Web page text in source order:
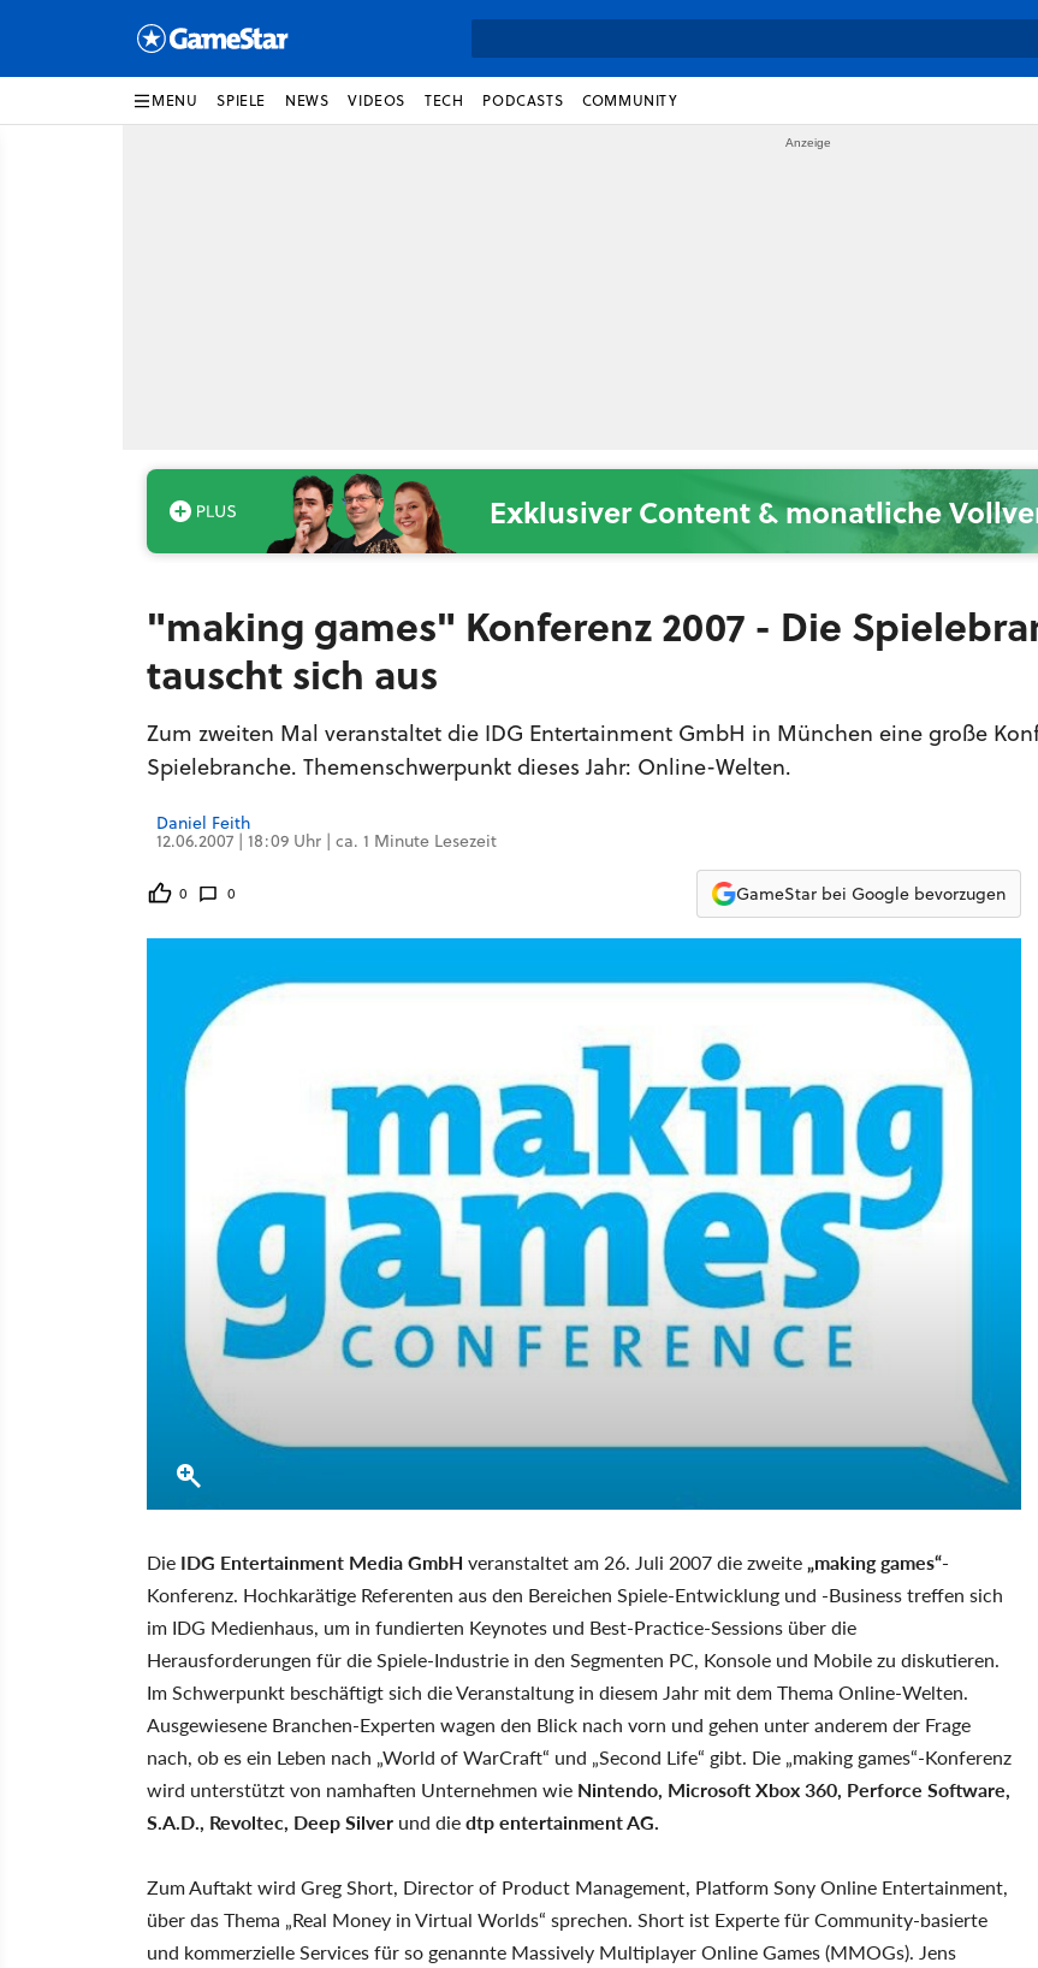
MENU SPIELE NEWS VIDEOS TECH PODCASTS COMMUNITY
Exklusiver Content & monatliche
"making games" Konferenz 2007 - Die
tauscht sich aus
Zum zweiten Mal veranstaltet die IDG Entertainment GmbH in München eine große
Spielebranche. Themenschwerpunkt dieses Jahr: Online-Welten.
Daniel Feith
12.06.2007 | 18:09 Uhr | ca. 1 Minute Lesezeit
0 0 GameStar bei Google bevorzugen
Die IDG Entertainment Media GmbH veranstaltet am 26. Juli 2007 die zweite„making games“-
Konferenz. Hochkarätige Referenten aus den Bereichen Spiele-Entwicklung und -Business treffen sich
im IDG Medienhaus, um in fundierten Keynotes und Best-Practice-Sessions über die
Herausforderungen für die Spiele-Industrie in den Segmenten PC, Konsole und Mobile zu diskutieren.
Im Schwerpunkt beschäftigt sich die Veranstaltung in diesem Jahr mit dem Thema Online-Welten.
Ausgewiesene Branchen-Experten wagen den Blick nach vorn und gehen unter anderem der Frage
nach, ob es ein Leben nach „World of WarCraft“ und „Second Life“ gibt. Die „making games“-Konferenz
wird unterstützt von namhaften Unternehmen wie Nintendo, Microsoft Xbox 360, Perforce Software,
S.A.D., Revoltec, Deep Silver und diedtp entertainment AG.
Zum Auftakt wird Greg Short, Director of Product Management, Platform Sony Online Entertainment,
über das Thema „Real Money in Virtual Worlds“ sprechen. Short ist Experte für Community-basierte
und kommerzielle Services für so genannte Massively Multiplayer Online Games (MMOGs). Jens